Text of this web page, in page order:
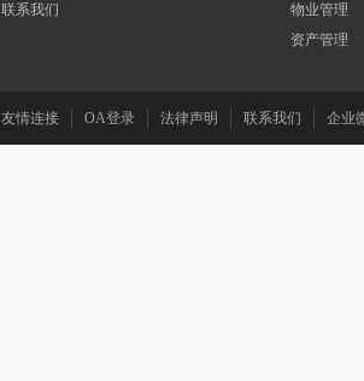
联系我们
物业管理
资产管理
友情连接 OA登录 法律声明 联系我们 企业